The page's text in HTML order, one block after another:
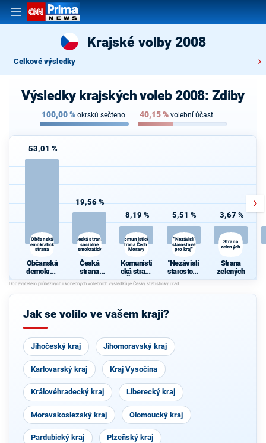
Krajské volby 2008
Celkové výsledky
Výsledky krajských voleb 2008: Zdiby
100,00% okrsků sečteno 40,15% volební účast
53,01 %
Občanská
demokratická
strana
Občanská
demokrati
cká strana
19,56 %
Česká strana
sociálně
demokratická
Česká
strana
sociálně
demokrati
cká
8,19 %
Komunistická
strana Čech a
Moravy
Komunisti
cká strana
Čech a
Moravy
5,51 %
"Nezávislí
starostové
pro kraj"
"Nezávislí
starostové
pro kraj"
3,67 %
Strana
zelených
Strana
zelených
Jak se volilo ve vašem kraji?
Jihočeský kraj Jihomoravský kraj
Karlovarský kraj Kraj Vysočina
Královéhradecký kraj Liberecký kraj
Moravskoslezský kraj Olomoucký kraj
Pardubický kraj Plzeňský kraj